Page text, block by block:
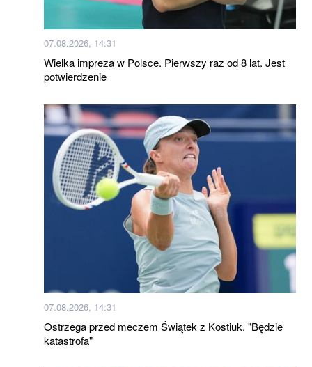
07.08.2026, 14:31
Wielka impreza w Polsce. Pierwszy raz od 8 lat. Jest
potwierdzenie
07.08.2026, 14:31
Ostrzega przed meczem Świątek z Kostiuk. "Będzie
katastrofa"